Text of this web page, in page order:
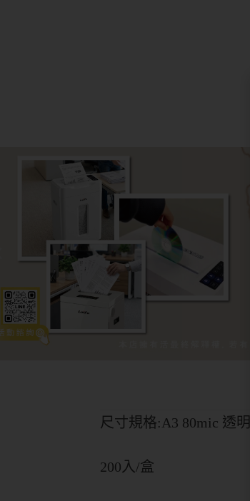
尺寸規格:A3 80mic 透明
200入/盒